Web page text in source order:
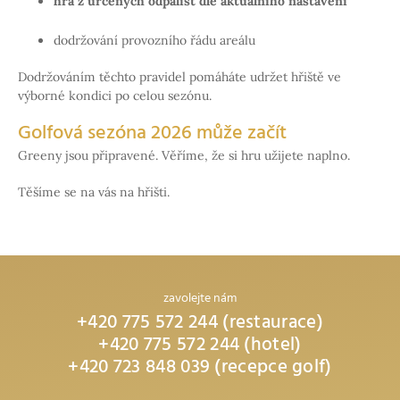
dodržování provozního řádu areálu
Dodržováním těchto pravidel pomáháte udržet hřiště ve
výborné kondici po celou sezónu.
Golfová sezóna 2026 může začít
Greeny jsou připravené. Věříme, že si hru užijete naplno.
Těšíme se na vás na hřišti.
zavolejte nám
+420 775 572 244 (restaurace)
+420 775 572 244 (hotel)
+420 723 848 039 (recepce golf)